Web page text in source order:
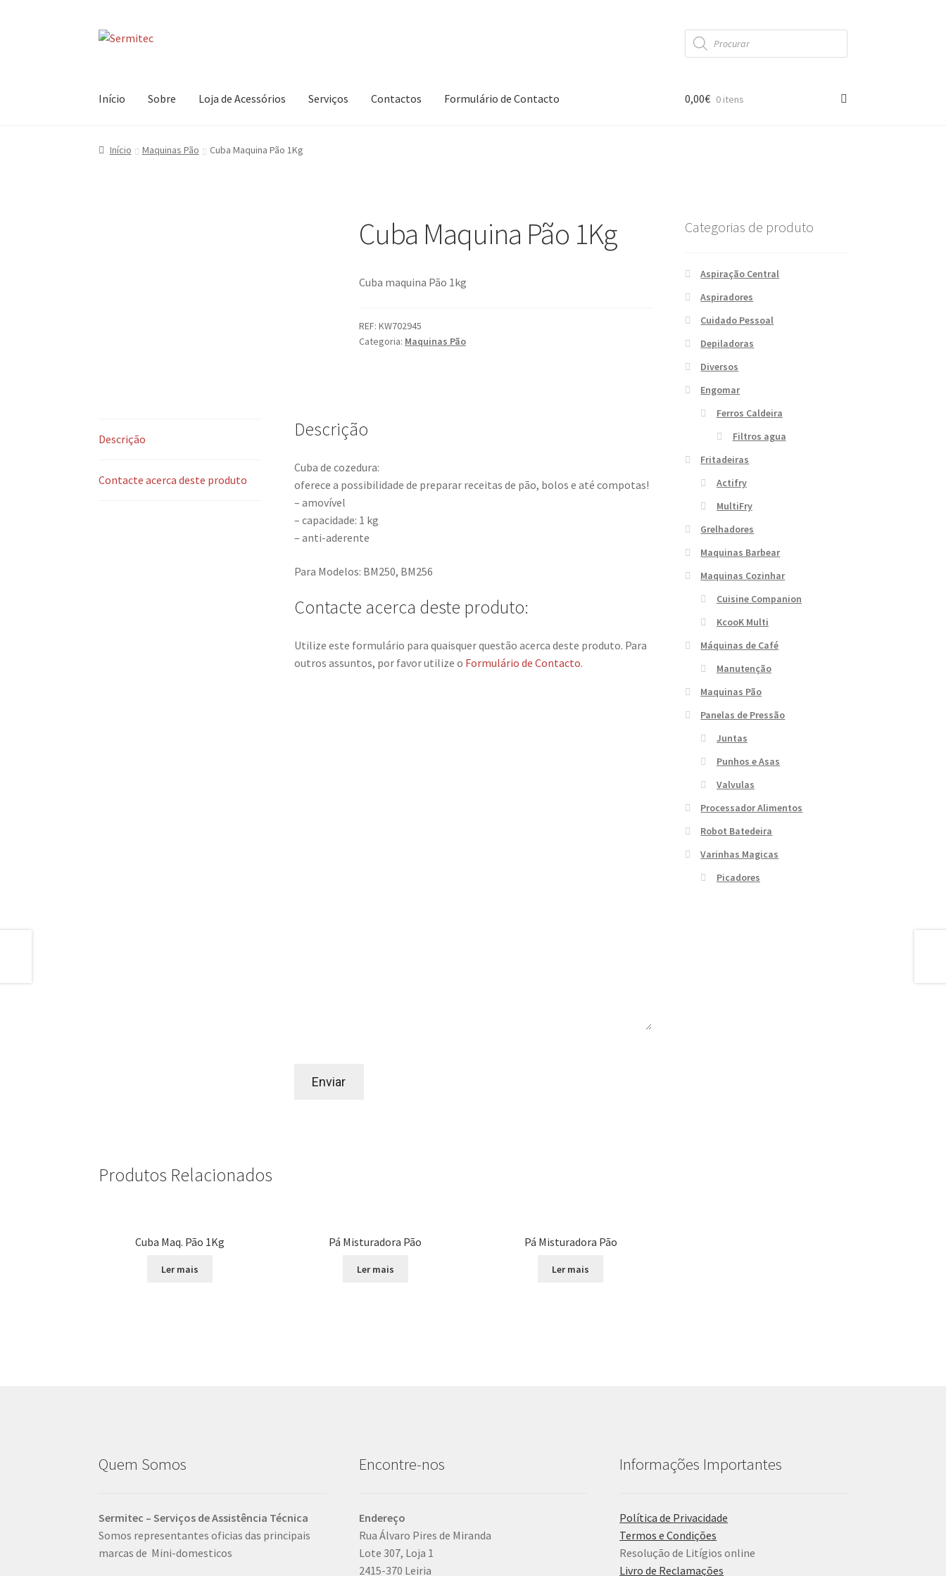
Ir
Saltar
Products
search
Início Sobre Loja de Acessórios Serviços Contactos Formulário de Contacto 0,00€ 0 itens
Início Maquinas Pão Cuba Maquina Pão 1Kg
Cuba Maquina Pão 1Kg
Cuba maquina Pão 1kg
REF:KW702945
Categoria: Maquinas Pão
Descrição
Contacte acerca deste produto
Descrição
Cuba de cozedura:
oferece a possibilidade de preparar receitas de pão, bolos e até compotas!
– amovível
– capacidade: 1 kg
– anti-aderente
Para Modelos: BM250, BM256
Contacte acerca deste produto:
Utilize este formulário para quaisquer questão acerca deste produto. Para
outros assuntos, por favor utilize o Formulário de Contacto.
Produtos Relacionados
Cuba Maq. Pão 1Kg
Ler mais
Pá Misturadora Pão
Ler mais
Pá Misturadora Pão
Ler mais
Categorias de produto
Aspiração Central
Aspiradores
Cuidado Pessoal
Depiladoras
Diversos
Engomar
Ferros Caldeira
Filtros agua
Fritadeiras
Actifry
MultiFry
Grelhadores
Maquinas Barbear
Maquinas Cozinhar
Cuisine Companion
KcooK Multi
Máquinas de Café
Manutenção
Maquinas Pão
Panelas de Pressão
Juntas
Punhos e Asas
Valvulas
Processador Alimentos
Robot Batedeira
Varinhas Magicas
Picadores
Quem Somos
Sermitec – Serviços de Assistência Técnica
Somos representantes oficias das principais
marcas de Mini-domesticos
Encontre-nos
Endereço
Rua Álvaro Pires de Miranda
Lote 307, Loja 1
2415-370 Leiria
Informações Importantes
Política de Privacidade
Termos e Condições
Resolução de Litígios online
Livro de Reclamações